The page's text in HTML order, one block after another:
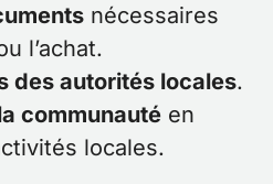
nécessaires
l’achat.
des autorités locales.
communauté en
locales.